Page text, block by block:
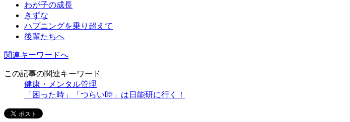
わが子の成長
きずな
ハプニングを乗り超えて
後輩たちへ
関連キーワードへ
この記事の関連キーワード
健康・メンタル管理
「困った時」「つらい時」は日能研に行く！